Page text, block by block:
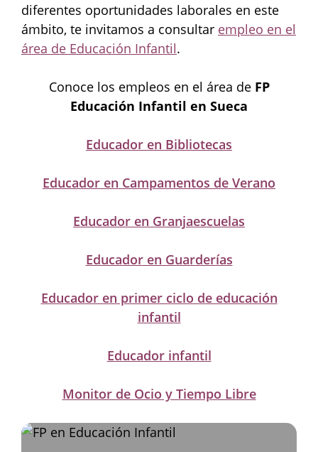
diferentes oportunidades laborales en este
ámbito, te invitamos a consultar empleo en el
área de Educación Infantil.
Conoce los empleos en el área de FP
Educación Infantil en Sueca
Educador en Bibliotecas
Educador en Campamentos de Verano
Educador en Granjaescuelas
Educador en Guarderías
Educador en primer ciclo de educación
infantil
Educador infantil
Monitor de Ocio y Tiempo Libre